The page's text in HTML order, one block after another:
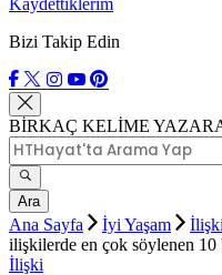
Kaydettiklerim
Bizi Takip Edin
BİRKAÇ KELİME
Ara
Ana Sayfa İyi Yaşam İlişki
ilişkilerde en çok söylenen 10
İlişki